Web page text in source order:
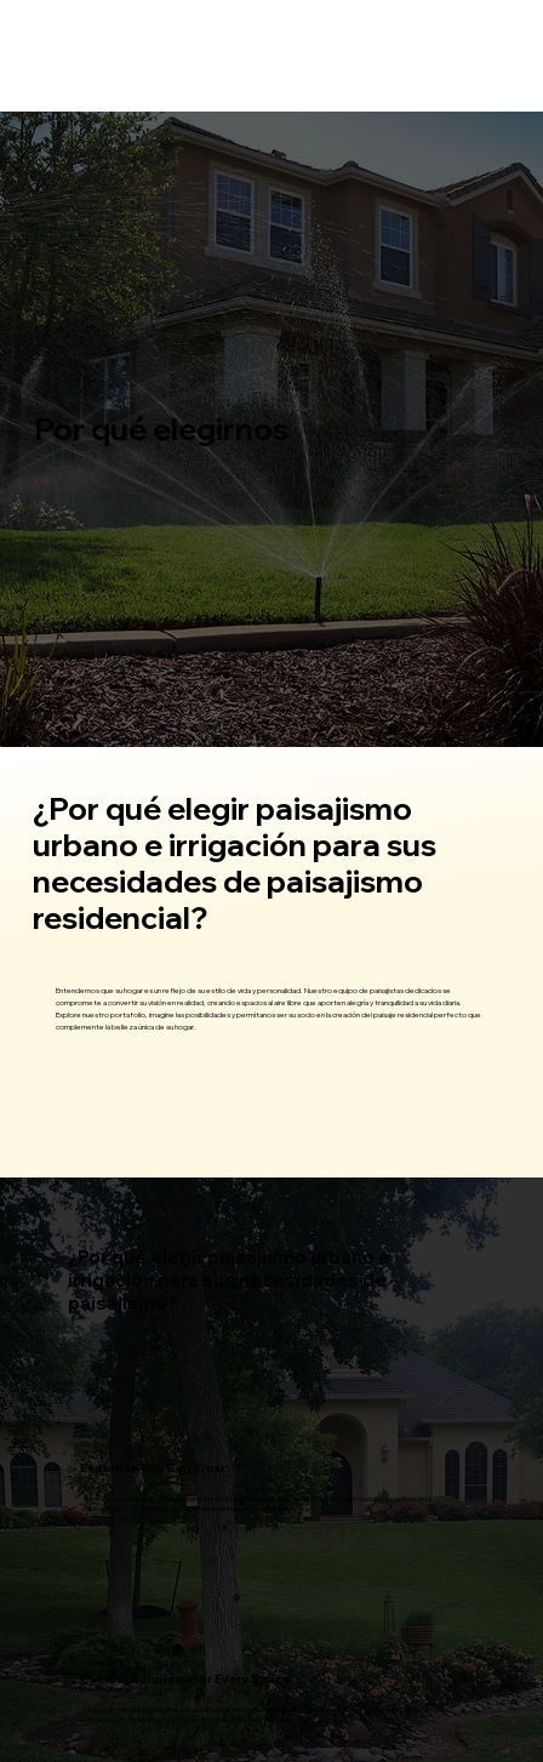
Por qué elegirnos
¿Por qué elegir paisajismo
urbano e irrigación para sus
necesidades de paisajismo
residencial?
Entendemos que su hogar es un reflejo de su estilo de vida y personalidad. Nuestro equipo de paisajistas dedicados se
compromete a convertir su visión en realidad, creando espacios al aire libre que aporten alegría y tranquilidad a su vida diaria.
Explore nuestro portafolio, imagine las posibilidades y permítanos ser su socio en la creación del paisaje residencial perfecto que
complemente la belleza única de su hogar.
Benefíciese de nuestros años de experiencia en la creación de paisajes impresionantes. Nuestro equipo capacitado está
dedicado a brindar resultados de calidad que superen sus expectativas.
Expertise You Can Trust
No hay dos paisajes iguales, ni nuestras soluciones tampoco. Adaptamos nuestros servicios para satisfacer sus necesidades
únicas, garantizando un ambiente al aire libre personalizado y destacado.
Custom Solutions for Every Space
¿Por qué elegir paisajismo urbano e
irrigación para sus necesidades de
paisajismo?